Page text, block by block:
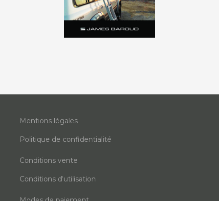
Mentions légales
Politique de confidentialité
Conditions vente
Conditions d'utilisation